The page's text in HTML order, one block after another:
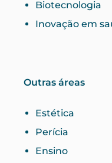
Biotecnologia
Inovação em
Outras áreas
Estética
Perícia
Ensino